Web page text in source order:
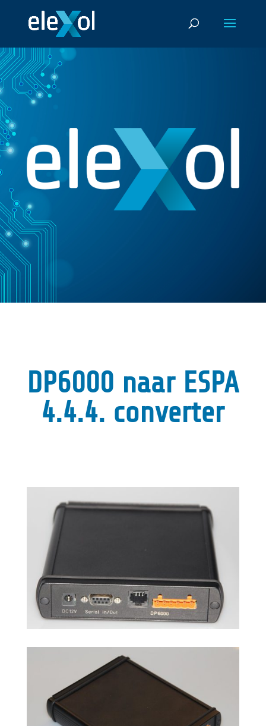
DP6000 naar ESPA
4.4.4. converter